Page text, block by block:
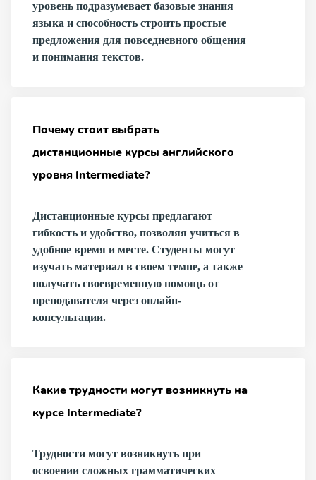
уровень подразумевает базовые знания
языка и способность строить простые
предложения для повседневного общения
и понимания текстов.
Почему стоит выбрать
дистанционные курсы английского
уровня Intermediate?
Дистанционные курсы предлагают
гибкость и удобство, позволяя учиться в
удобное время и месте. Студенты могут
изучать материал в своем темпе, а также
получать своевременную помощь от
преподавателя через онлайн-
консультации.
Какие трудности могут возникнуть на
курсе Intermediate?
Трудности могут возникнуть при
освоении сложных грамматических